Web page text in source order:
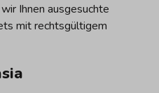
Ihnen ausgesuchte
mit rechtsgültigem